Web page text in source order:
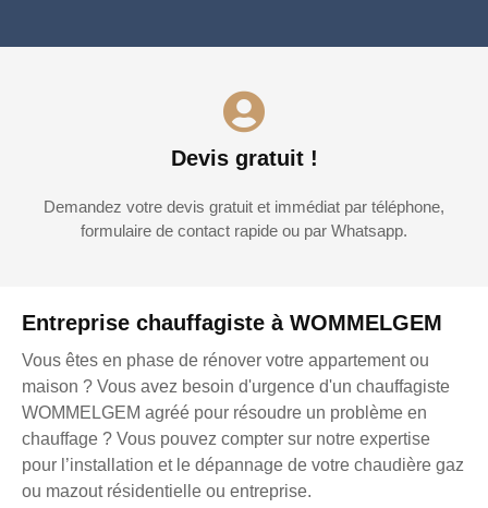
Entreprise chauffagiste à WOMMELGEM
Vous êtes en phase de rénover votre appartement ou
maison ? Vous avez besoin d'urgence d'un chauffagiste
WOMMELGEM agréé pour résoudre un problème en
chauffage ? Vous pouvez compter sur notre expertise
pour l’installation et le dépannage de votre chaudière gaz
ou mazout résidentielle ou entreprise.
Devis gratuit !
Demandez votre devis gratuit et immédiat par téléphone,
formulaire de contact rapide ou par Whatsapp.